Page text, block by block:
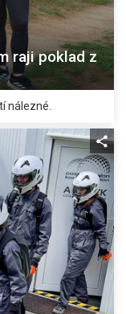
raji poklad z
nálezné.